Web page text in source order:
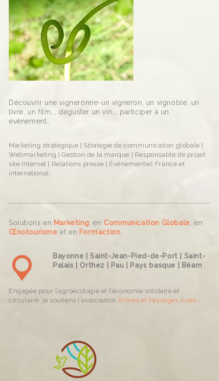
Découvrir une vigneronne-un vigneron, un vignoble, un
livre, un film…, déguster un vin…, participer à un
événement…
Marketing stratégique | Stratégie de communication globale |
Webmarketing | Gestion de la marque | Responsable de projet
site Internet | Relations presse | Événementiel France et
international.
Solutions en Marketing , en Communication Globale , en
Œnotourisme et en Form’action
Bayonne | Saint-Jean-Pied-de-Port | Saint-
Palais | Orthez | Pau | Pays basque | Béarn
Engagée pour l’agroécologie et l’économie solidaire et
circulaire, je soutiens l’association Arbres et Paysages Aude